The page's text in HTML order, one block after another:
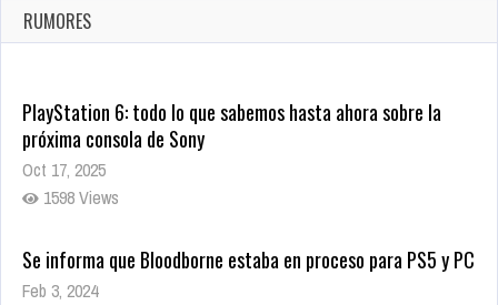
Ago 8, 2021
9996 Views
RUMORES
PlayStation 6: todo lo que sabemos hasta ahora sobre la
próxima consola de Sony
Oct 17, 2025
1598 Views
Se informa que Bloodborne estaba en proceso para PS5 y PC
Feb 3, 2024